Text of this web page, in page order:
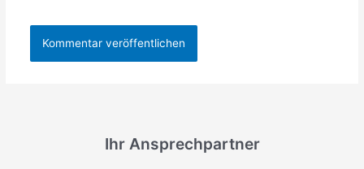
Ihr Ansprechpartner